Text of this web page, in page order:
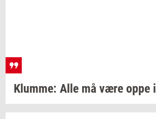
Klum­me: Alle må være oppe i